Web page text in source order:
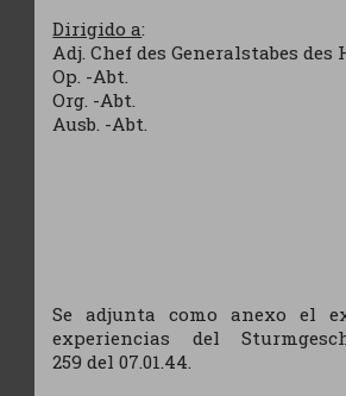
Dirigido a:
Adj. Chef des Generalstabes des
Op. -Abt.
Org. -Abt.
Ausb. -Abt.
Se adjunta como anexo el
experiencias del
259 del 07.01.44.